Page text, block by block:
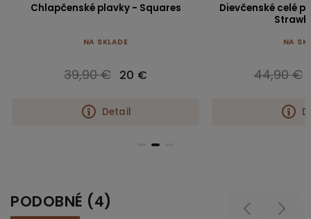
Chlapčenské plavky - Squares
NA SKLADE
39,90 € 20 €
Detail
Dievčenské celé
NA
44,90 €
PODOBNÉ (4) Previous Next